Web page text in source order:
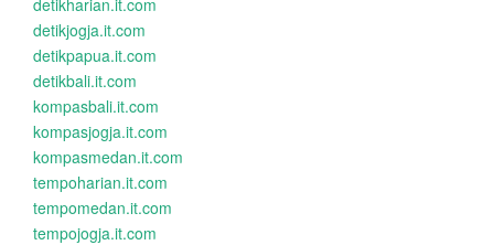
detikharian.it.com
detikjogja.it.com
detikpapua.it.com
detikbali.it.com
kompasbali.it.com
kompasjogja.it.com
kompasmedan.it.com
tempoharian.it.com
tempomedan.it.com
tempojogja.it.com